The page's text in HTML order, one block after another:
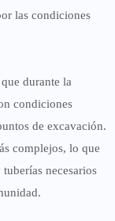
las condiciones
durante la
condiciones
de excavación.
complejos, lo que
tuberías necesarios